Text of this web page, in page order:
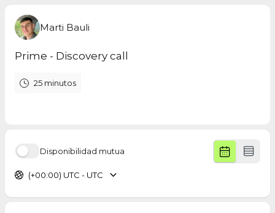
Marti Bauli
Prime - Discovery call
25 minutos
Disponibilidad mutua
(+00:00) UTC - UTC